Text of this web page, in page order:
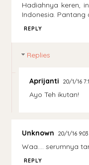
Hadiahnya keren,
Indonesia. Pantang
REPLY
Replies
Aprijanti 20/1/16
Ayo Teh ikutan!
Unknown 20/1/16 9:03
Waa.... serumnya
REPLY